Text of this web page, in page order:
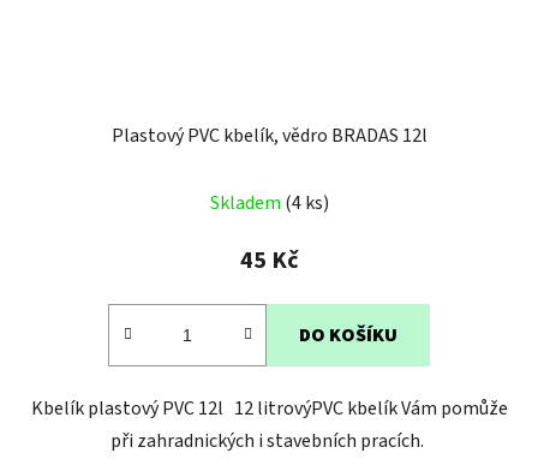
Plastový PVC kbelík, vědro BRADAS 12l
Skladem (4 ks)
45 Kč
DO KOŠÍKU
Kbelík plastový PVC 12l 12 litrovýPVC kbelík Vám pomůže
při zahradnických i stavebních pracích.